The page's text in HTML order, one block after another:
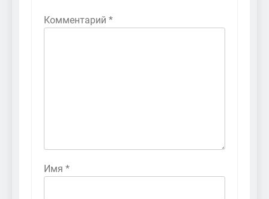
Комментарий *
Имя *